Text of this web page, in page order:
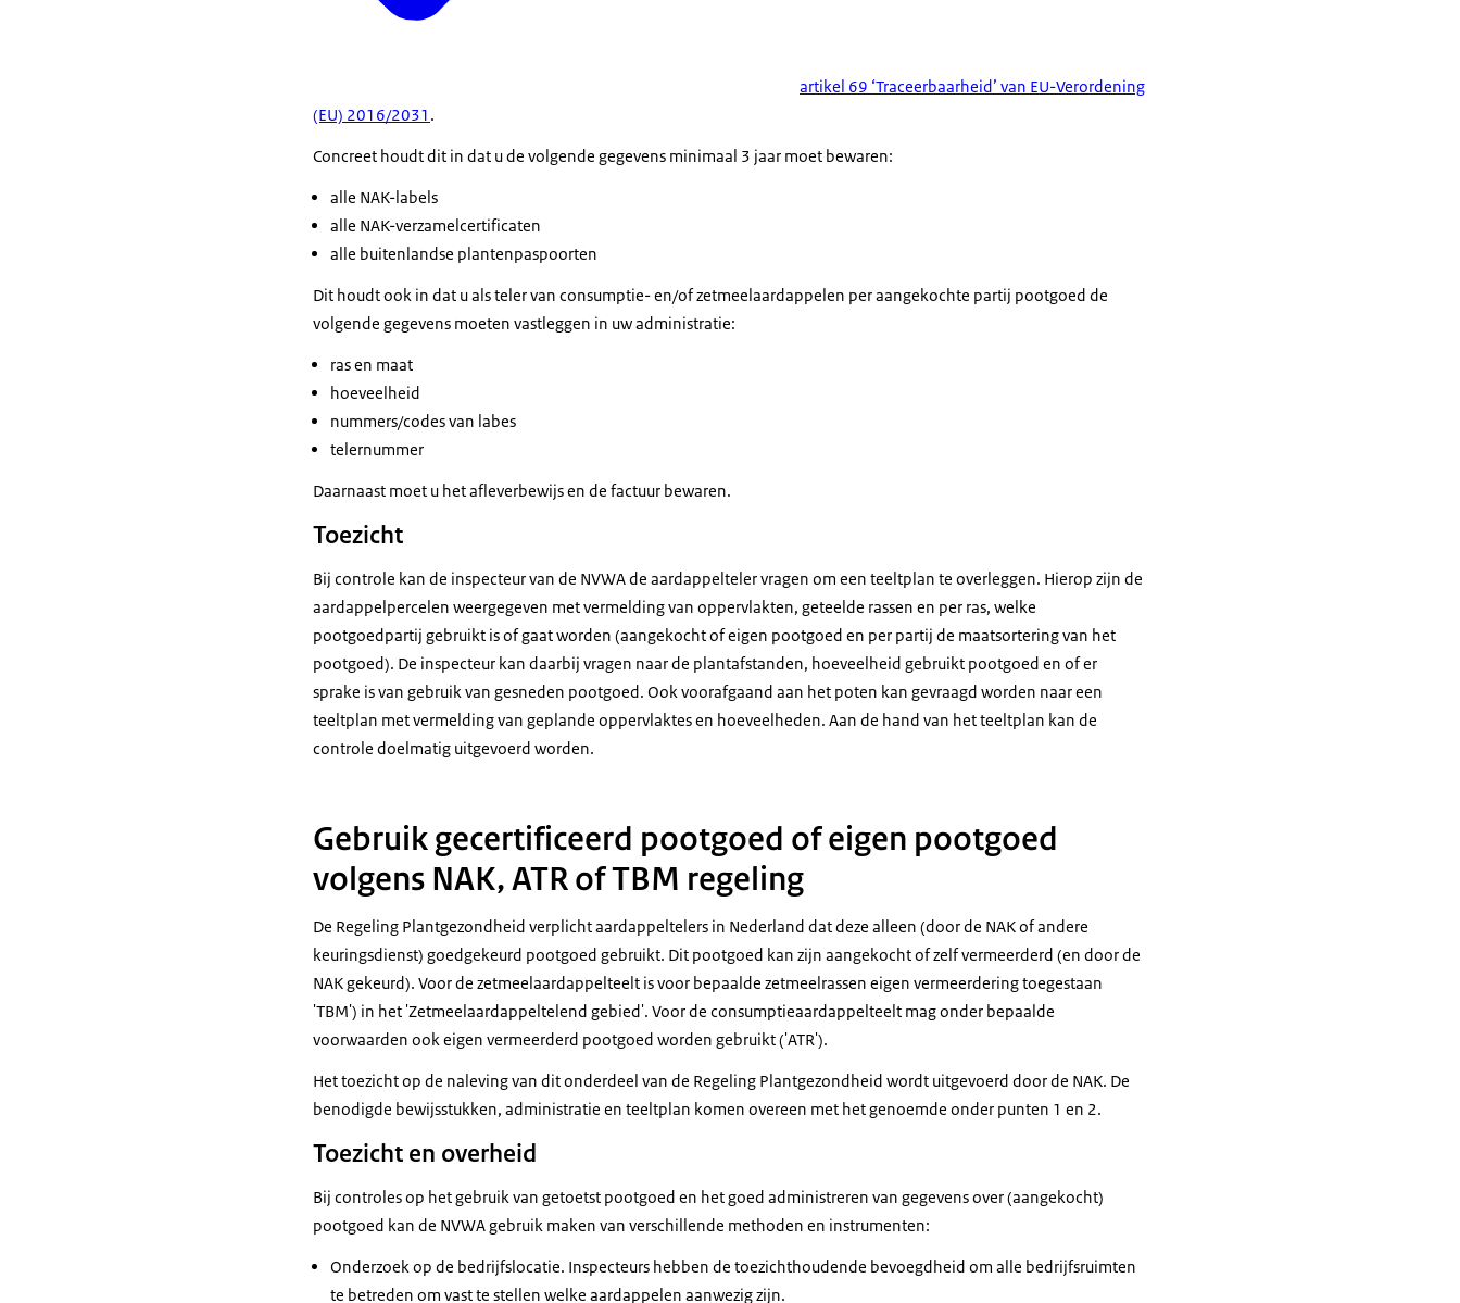
artikel 69 ‘Traceerbaarheid’ van EU-Verordening
(EU) 2016/2031 .
Concreet houdt dit in dat u de volgende gegevens minimaal 3 jaar moet bewaren:
alle NAK-labels
alle NAK-verzamelcertificaten
alle buitenlandse plantenpaspoorten
Dit houdt ook in dat u als teler van consumptie- en/of zetmeelaardappelen per aangekochte partij pootgoed de
volgende gegevens moeten vastleggen in uw administratie:
ras en maat
hoeveelheid
nummers/codes van labes
telernummer
Daarnaast moet u het afleverbewijs en de factuur bewaren.
Toezicht
Bij controle kan de inspecteur van de NVWA de aardappelteler vragen om een teeltplan te overleggen. Hierop zijn de
aardappelpercelen weergegeven met vermelding van oppervlakten, geteelde rassen en per ras, welke
pootgoedpartij gebruikt is of gaat worden (aangekocht of eigen pootgoed en per partij de maatsortering van het
pootgoed). De inspecteur kan daarbij vragen naar de plantafstanden, hoeveelheid gebruikt pootgoed en of er
sprake is van gebruik van gesneden pootgoed. Ook voorafgaand aan het poten kan gevraagd worden naar een
teeltplan met vermelding van geplande oppervlaktes en hoeveelheden. Aan de hand van het teeltplan kan de
controle doelmatig uitgevoerd worden.
Gebruik gecertificeerd pootgoed of eigen pootgoed
volgens NAK, ATR of TBM regeling
De Regeling Plantgezondheid verplicht aardappeltelers in Nederland dat deze alleen (door de NAK of andere
keuringsdienst) goedgekeurd pootgoed gebruikt. Dit pootgoed kan zijn aangekocht of zelf vermeerderd (en door de
NAK gekeurd). Voor de zetmeelaardappelteelt is voor bepaalde zetmeelrassen eigen vermeerdering toegestaan
'TBM') in het 'Zetmeelaardappeltelend gebied'. Voor de consumptieaardappelteelt mag onder bepaalde
voorwaarden ook eigen vermeerderd pootgoed worden gebruikt ('ATR').
Het toezicht op de naleving van dit onderdeel van de Regeling Plantgezondheid wordt uitgevoerd door de NAK. De
benodigde bewijsstukken, administratie en teeltplan komen overeen met het genoemde onder punten 1 en 2.
Toezicht en overheid
Bij controles op het gebruik van getoetst pootgoed en het goed administreren van gegevens over (aangekocht)
pootgoed kan de NVWA gebruik maken van verschillende methoden en instrumenten:
Onderzoek op de bedrijfslocatie. Inspecteurs hebben de toezichthoudende bevoegdheid om alle bedrijfsruimten
te betreden om vast te stellen welke aardappelen aanwezig zijn.